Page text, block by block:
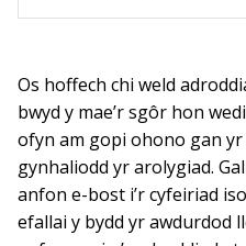
Os hoffech chi weld
bwyd y mae’r sgôr hon
ofyn am gopi ohono gan
gynhaliodd yr arolygiad.
anfon e-bost i’r cyfeiriad
efallai y bydd yr awdurdod